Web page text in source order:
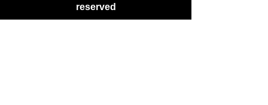
reserved